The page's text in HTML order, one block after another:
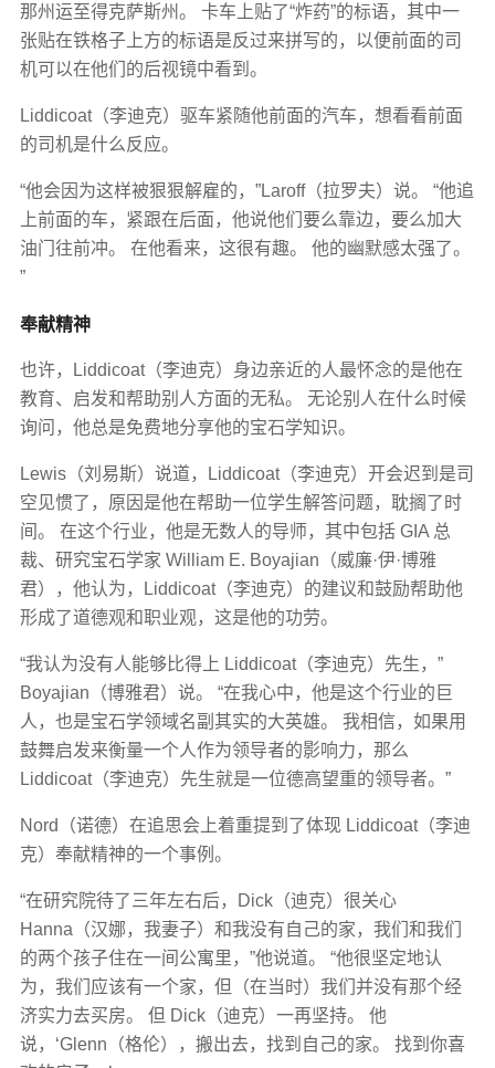
那州运至得克萨斯州。 卡车上贴了“炸药”的标语，其中一
张贴在铁格子上方的标语是反过来拼写的，以便前面的司
机可以在他们的后视镜中看到。
Liddicoat（李迪克）驱车紧随他前面的汽车，想看看前面
的司机是什么反应。
“他会因为这样被狠狠解雇的，”Laroff（拉罗夫）说。 “他追
上前面的车，紧跟在后面，他说他们要么靠边，要么加大
油门往前冲。 在他看来，这很有趣。 他的幽默感太强了。​​
”
奉献精神
也许，Liddicoat（李迪克）身边亲近的人最怀念的是他在
教育、启发和帮助别人方面的无私。 无论别人在什么时候
询问，他总是免费地分享他的宝石学知识。
Lewis（刘易斯）说道，Liddicoat（李迪克）开会迟到是司
空见惯了，原因是他在帮助一位学生解答问题，耽搁了时
间。 在这个行业，他是无数人的导师，其中包括 GIA 总
裁、研究宝石学家 William E. Boyajian（威廉·伊·博雅
君），他认为，Liddicoat（李迪克）的建议和鼓励帮助他
形成了道德观和职业观，这是他的功劳。
“我认为没有人能够比得上 Liddicoat（李迪克）先生，”
Boyajian（博雅君）说。 “在我心中，他是这个行业的巨
人，也是宝石学领域名副其实的大英雄。 我相信，如果用
鼓舞启发来衡量一个人作为领导者的影响力，那么
Liddicoat（李迪克）先生就是一位德高望重的领导者。”
Nord（诺德）在追思会上着重提到了体现 Liddicoat（李迪
克）奉献精神的一个事例。
“在研究院待了三年左右后，Dick（迪克）很关心
Hanna（汉娜，我妻子）和我没有自己的家，我们和我们
的两个孩子住在一间公寓里，”他说道。 “他很坚定地认
为，我们应该有一个家，但（在当时）我们并没有那个经
济实力去买房。 但 Dick（迪克）一再坚持。 他
说，‘Glenn（格伦），搬出去，找到自己的家。 找到你喜